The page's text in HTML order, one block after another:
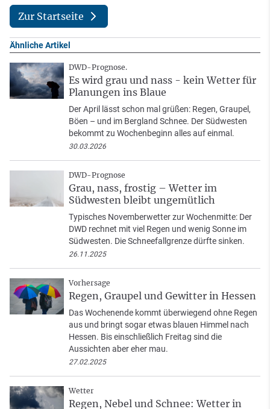
Zur Startseite
Ähnliche Artikel
DWD-Prognose.
Es wird grau und nass - kein Wetter für
Planungen ins Blaue
Der April lässt schon mal grüßen: Regen, Graupel,
Böen – und im Bergland Schnee. Der Südwesten
bekommt zu Wochenbeginn alles auf einmal.
30.03.2026
DWD-Prognose
Grau, nass, frostig – Wetter im
Südwesten bleibt ungemütlich
Typisches Novemberwetter zur Wochenmitte: Der
DWD rechnet mit viel Regen und wenig Sonne im
Südwesten. Die Schneefallgrenze dürfte sinken.
26.11.2025
Vorhersage
Regen, Graupel und Gewitter in Hessen
Das Wochenende kommt überwiegend ohne Regen
aus und bringt sogar etwas blauen Himmel nach
Hessen. Bis einschließlich Freitag sind die
Aussichten aber eher mau.
27.02.2025
Wetter
Regen, Nebel und Schnee: Wetter in